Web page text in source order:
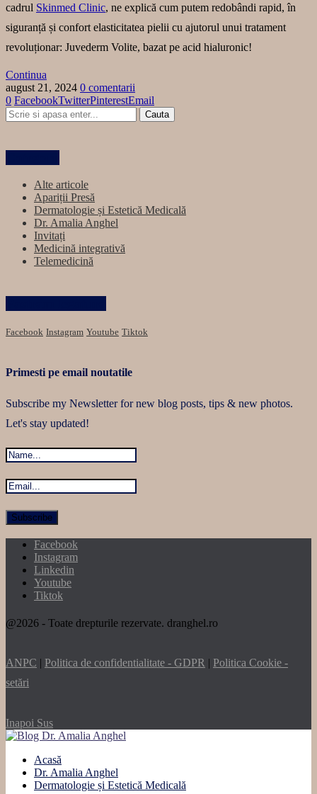
cadrul Skinmed Clinic, ne explică cum putem redobândi rapid, în
siguranță și confort elasticitatea pielii cu ajutorul unui tratament
revoluționar: Juvederm Volite, bazat pe acid hialuronic!
Continua
august 21, 2024 0 comentarii
0 FacebookTwitterPinterestEmail
Alte articole
Apariții Presă
Dermatologie și Estetică Medicală
Dr. Amalia Anghel
Invitați
Medicină integrativă
Telemedicină
Facebook Instagram Youtube Tiktok
Primesti pe email noutatile
Subscribe my Newsletter for new blog posts, tips & new photos.
Let's stay updated!
Facebook
Instagram
Linkedin
Youtube
Tiktok
@2026 - Toate drepturile rezervate. dranghel.ro
ANPC | Politica de confidentialitate - GDPR | Politica Cookie -
setări
Inapoi Sus
Acasă
Dr. Amalia Anghel
Dermatologie și Estetică Medicală